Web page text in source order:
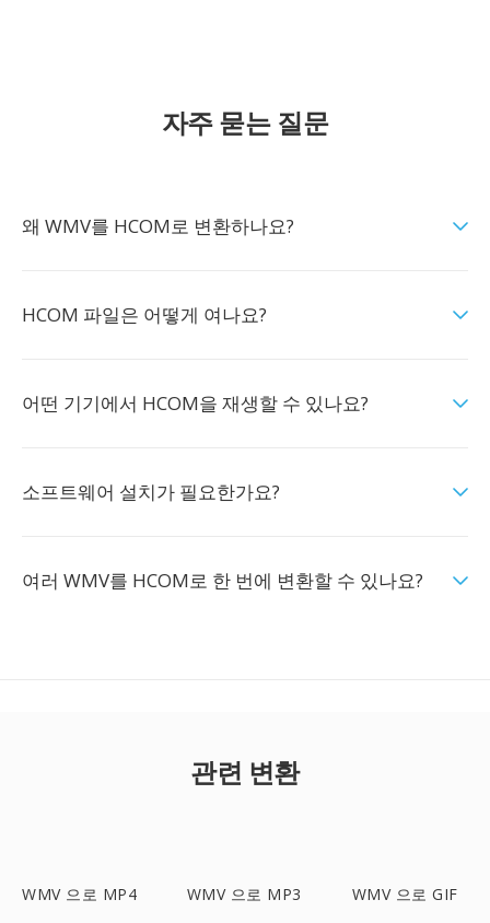
자주 묻는 질문
왜 WMV를 HCOM로 변환하나요?
HCOM 파일은 어떻게 여나요?
어떤 기기에서 HCOM을 재생할 수 있나요?
소프트웨어 설치가 필요한가요?
여러 WMV를 HCOM로 한 번에 변환할 수 있나요?
관련 변환
WMV 으로 MP4 WMV 으로 MP3 WMV 으로 GIF